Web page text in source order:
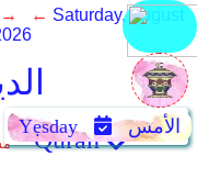
→ ← Saturday, August
Yẹsday الأمس Quran